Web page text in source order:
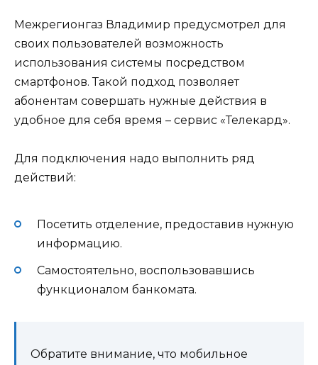
Межрегионгаз Владимир предусмотрел для
своих пользователей возможность
использования системы посредством
смартфонов. Такой подход позволяет
абонентам совершать нужные действия в
удобное для себя время – сервис «Телекард».
Для подключения надо выполнить ряд
действий:
Посетить отделение, предоставив нужную
информацию.
Самостоятельно, воспользовавшись
функционалом банкомата.
Обратите внимание, что мобильное